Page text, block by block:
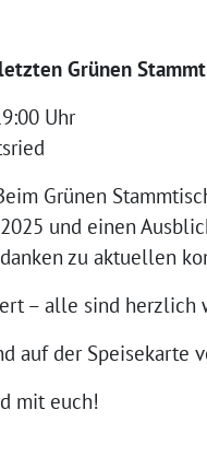
Grünen
Uhr
Grünen
und einen
zu aktuellen
– alle sind herzlich
auf der Speisekarte
mit euch!